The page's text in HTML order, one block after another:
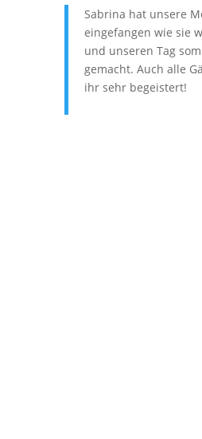
Sabrina hat unsere
eingefangen wie sie
und unseren Tag
gemacht. Auch alle
ihr sehr begeistert!